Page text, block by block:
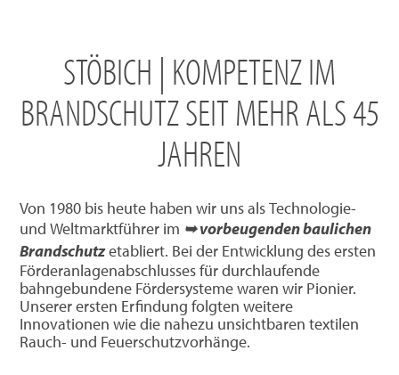
STÖBICH | KOMPETENZ IM
BRANDSCHUTZ SEIT MEHR ALS 45
JAHREN
Von 1980 bis heute haben wir uns als Technologie-
und Weltmarktführer im ➥ vorbeugenden baulichen
Brandschutzetabliert. Bei der Entwicklung des ersten
Förderanlagenabschlusses für durchlaufende
bahngebundene Fördersysteme waren wir Pionier.
Unserer ersten Erfindung folgten weitere
Innovationen wie die nahezu unsichtbaren textilen
Rauch- und Feuerschutzvorhänge.